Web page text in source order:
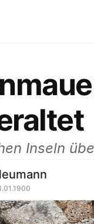
Inseln